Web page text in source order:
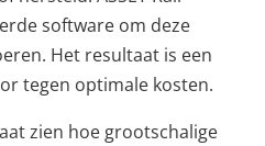
software om deze
Het resultaat is een
tegen optimale kosten.
zien hoe grootschalige